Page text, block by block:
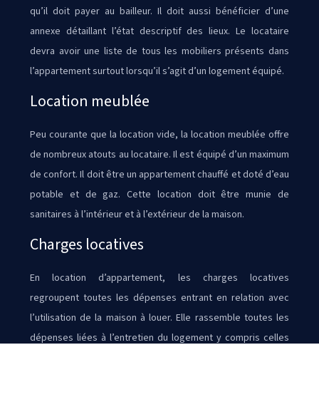
qu’il doit payer au bailleur. Il doit aussi bénéficier d’une
annexe détaillant l’état descriptif des lieux. Le locataire
devra avoir une liste de tous les mobiliers présents dans
l’appartement surtout lorsqu’il s’agit d’un logement équipé.
Location meublée
Peu courante que la location vide, la location meublée offre
de nombreux atouts au locataire. Il est équipé d’un maximum
de confort. Il doit être un appartement chauffé et doté d’eau
potable et de gaz. Cette location doit être munie de
sanitaires à l’intérieur et à l’extérieur de la maison.
Charges locatives
En location d’appartement, les charges locatives
regroupent toutes les dépenses entrant en relation avec
l’utilisation de la maison à louer. Elle rassemble toutes les
dépenses liées à l’entretien du logement y compris celles